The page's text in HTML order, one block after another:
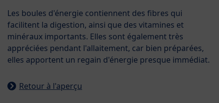
Les boules d'énergie contiennent des fibres qui
facilitent la digestion, ainsi que des vitamines et
minéraux importants. Elles sont également très
appréciées pendant l'allaitement, car bien préparées,
elles apportent un regain d'énergie presque immédiat.
Retour à l'aperçu